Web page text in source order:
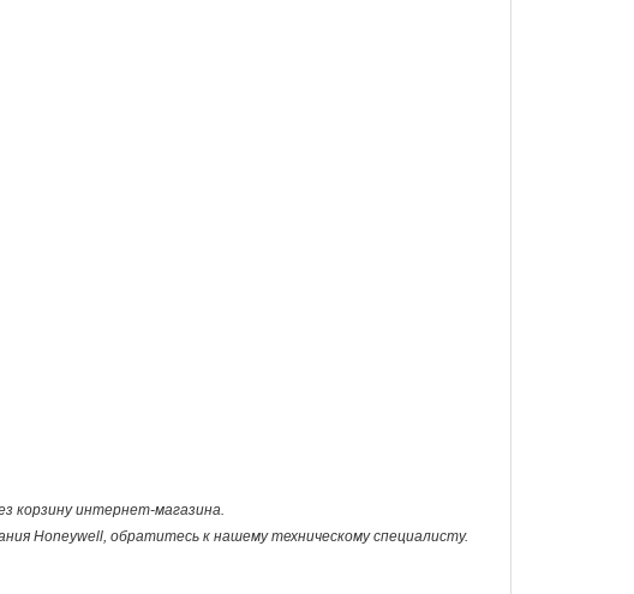
корзину интернет-магазина.
Honeywell, обратитесь к нашему техническому специалисту.